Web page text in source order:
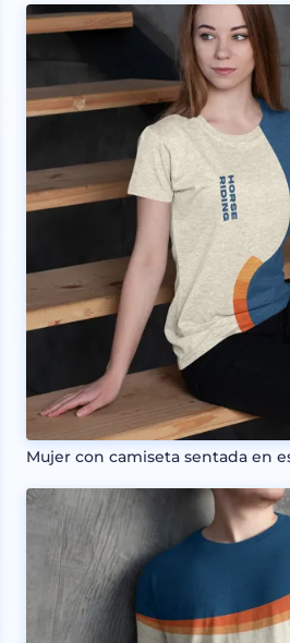
Mujer con camiseta sentada en